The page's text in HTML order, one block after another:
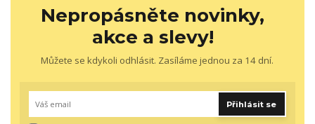
Nepropásněte novinky,
akce a slevy!
Můžete se kdykoli odhlásit. Zasíláme jednou za 14 dní.
Přihlásit se